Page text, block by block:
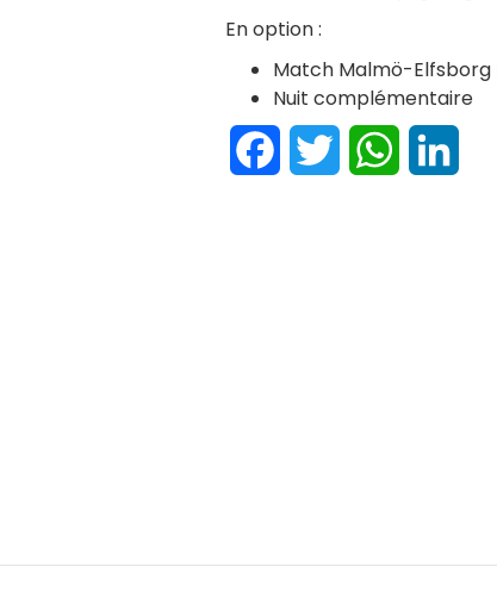
En option :
Match Malmö-Elfsborg
Nuit complémentaire
FacebookTwitter WhatsApp